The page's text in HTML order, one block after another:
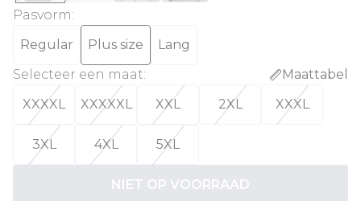
Pasvorm:
Regular
Plus size
Lang
Selecteer een maat:
Maattabel
XXXXL
XXXXXL XXL 2XL XXXL
3XL 4XL 5XL
NIET OP VOORRAAD